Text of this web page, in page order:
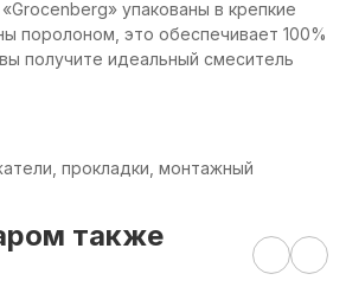
упакованы в крепкие
поролоном, это обеспечивает 100%
получите идеальный смеситель
прокладки, монтажный
также